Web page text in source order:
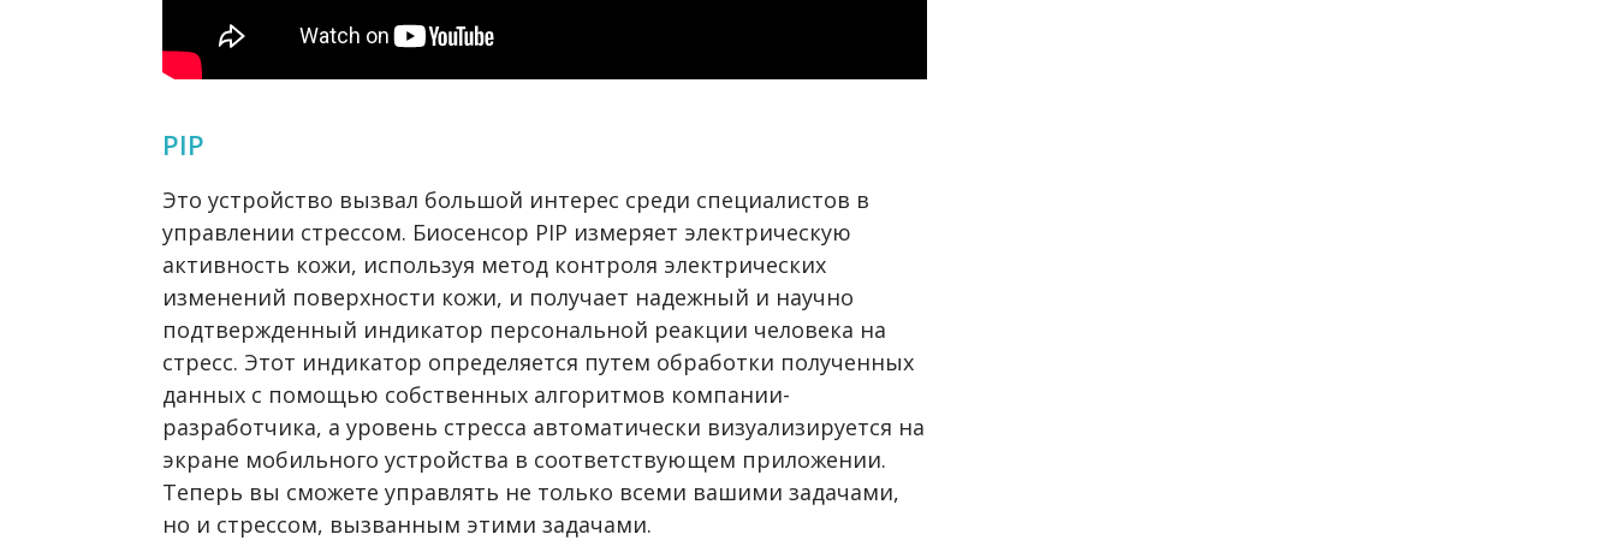
PIP
Это устройство вызвал большой интерес среди специалистов в
управлении стрессом. Биосенсор PIP измеряет электрическую
активность кожи, используя метод контроля электрических
изменений поверхности кожи, и получает надежный и научно
подтвержденный индикатор персональной реакции человека на
стресс. Этот индикатор определяется путем обработки полученных
данных с помощью собственных алгоритмов компании-
разработчика, а уровень стресса автоматически визуализируется на
экране мобильного устройства в соответствующем приложении.
Теперь вы сможете управлять не только всеми вашими задачами,
но и стрессом, вызванным этими задачами.